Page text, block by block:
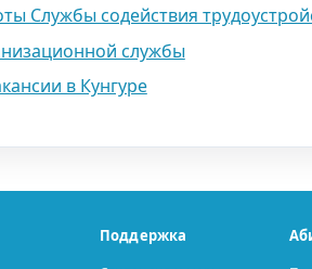
Службы содействия
службы
в Кунгуре
Поддержка